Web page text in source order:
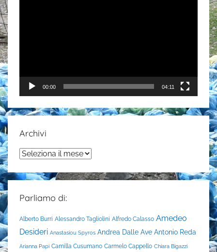
00:00 04:11
Archivi
Archivi
Parliamo di:
Alberto Burri Alessandro Tagliolini Alfredo Calasso Amedeo
Desideri Anastasiou Spyros Andrea Dalle Ave Antonio Reda
Arianna Papi Camilla Cusumano Carmelo Cappello Chiara Bigazzi